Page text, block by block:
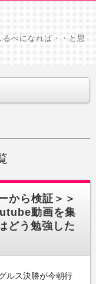
べになれば・・と思
から検証＞＞
動画を集
どう勉強した
ルス決勝が今朝行